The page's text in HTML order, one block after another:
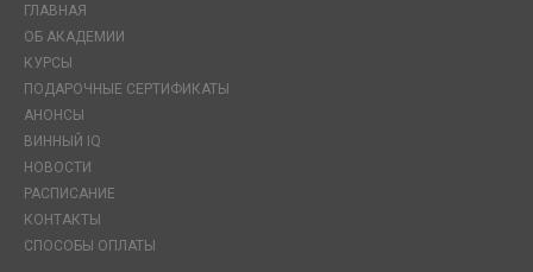
ГЛАВНАЯ
ОБ АКАДЕМИИ
КУРСЫ
ПОДАРОЧНЫЕ СЕРТИФИКАТЫ
АНОНСЫ
ВИННЫЙ IQ
НОВОСТИ
РАСПИСАНИЕ
КОНТАКТЫ
СПОСОБЫ ОПЛАТЫ